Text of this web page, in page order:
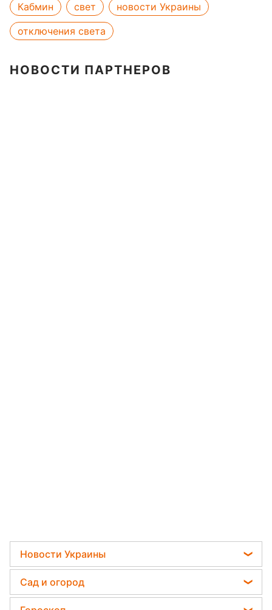
Кабмин свет
новости Украины
отключения света
НОВОСТИ ПАРТНЕРОВ
Новости Украины
Телеграм новости Украины
Пенсии в Украине
Сад и огород
Садовод назвал самое эффективное средство